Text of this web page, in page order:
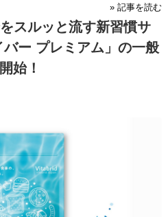
» 記事を読む
スルッと流す新習慣サ
ー プレミアム」の一般
始！